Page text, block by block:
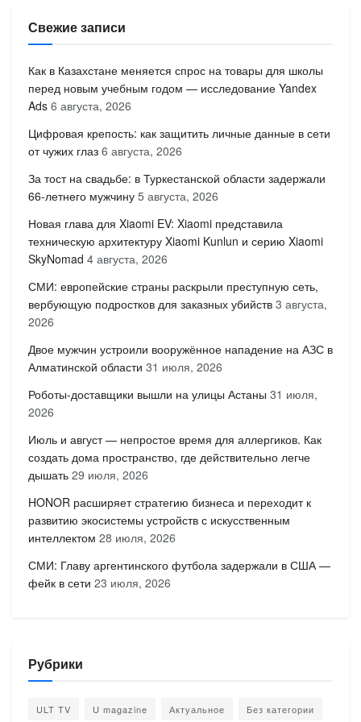
Свежие записи
Как в Казахстане меняется спрос на товары для школы
перед новым учебным годом — исследование Yandex
Ads 6 августа, 2026
Цифровая крепость: как защитить личные данные в сети
от чужих глаз 6 августа, 2026
За тост на свадьбе: в Туркестанской области задержали
66-летнего мужчину 5 августа, 2026
Новая глава для Xiaomi EV: Xiaomi представила
техническую архитектуру Xiaomi Kunlun и серию Xiaomi
SkyNomad 4 августа, 2026
СМИ: европейские страны раскрыли преступную сеть,
вербующую подростков для заказных убийств 3 августа,
2026
Двое мужчин устроили вооружённое нападение на АЗС в
Алматинской области 31 июля, 2026
Роботы-доставщики вышли на улицы Астаны 31 июля,
2026
Июль и август — непростое время для аллергиков. Как
создать дома пространство, где действительно легче
дышать 29 июля, 2026
HONOR расширяет стратегию бизнеса и переходит к
развитию экосистемы устройств с искусственным
интеллектом 28 июля, 2026
СМИ: Главу аргентинского футбола задержали в США —
фейк в сети 23 июля, 2026
Рубрики
ULT TV U magazine Актуальное Без категории